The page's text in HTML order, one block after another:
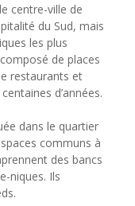
centre-ville de
du Sud, mais
les plus
de places
restaurants et
d’années.
dans le quartier
communs à
des bancs
niques. Ils